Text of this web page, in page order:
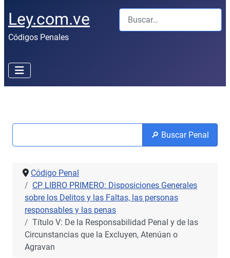
Ley.com.ve
Códigos Penales
Buscar
🔎 Buscar Penal
Código Penal
CP LIBRO PRIMERO: Disposiciones Generales
sobre los Delitos y las Faltas, las personas
responsables y las penas
Título V: De la Responsabilidad Penal y de las
Circunstancias que la Excluyen, Atenúan o
Agravan